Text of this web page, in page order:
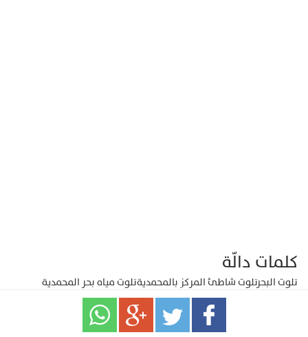
كلمات دالّة
تلوت البحرتلوت شاطئ المركز بالمحمديةتلوت مياه بحر المحمدية